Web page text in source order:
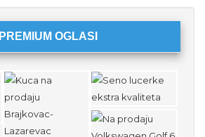
PREMIUM OGLASI